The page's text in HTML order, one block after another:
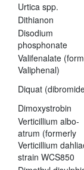
Urtica spp.
Dithianon
Disodium
phosphonate
Valifenalate
Valiphenal)
Diquat
Dimoxystrobin
Verticillium albo-
atrum (formerly
Verticillium
strain WCS850